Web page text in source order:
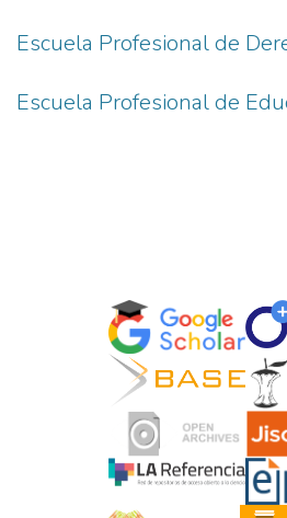
Escuela Profesional de
Escuela Profesional de